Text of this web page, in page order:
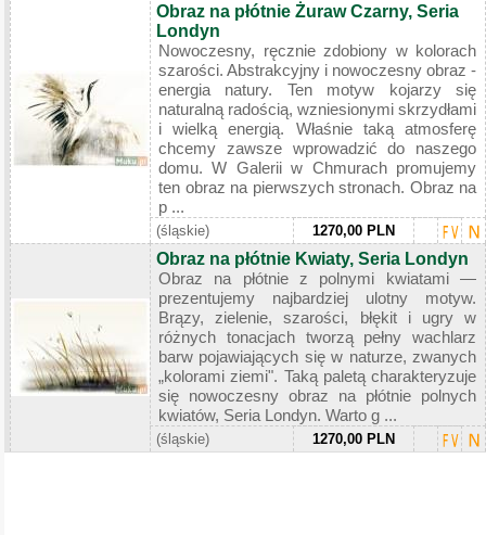
Obraz na płótnie Żuraw Czarny, Seria
Londyn
Nowoczesny, ręcznie zdobiony w kolorach
szarości. Abstrakcyjny i nowoczesny obraz -
energia natury. Ten motyw kojarzy się
naturalną radością, wzniesionymi skrzydłami
i wielką energią. Właśnie taką atmosferę
chcemy zawsze wprowadzić do naszego
domu. W Galerii w Chmurach promujemy
ten obraz na pierwszych stronach. Obraz na
p ...
(śląskie) 1270,00 PLN
Obraz na płótnie Kwiaty, Seria Londyn
Obraz na płótnie z polnymi kwiatami —
prezentujemy najbardziej ulotny motyw.
Brązy, zielenie, szarości, błękit i ugry w
różnych tonacjach tworzą pełny wachlarz
barw pojawiających się w naturze, zwanych
„kolorami ziemi". Taką paletą charakteryzuje
się nowoczesny obraz na płótnie polnych
kwiatów, Seria Londyn. Warto g ...
(śląskie) 1270,00 PLN